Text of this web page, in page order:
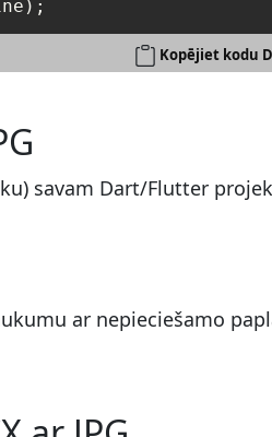
Kopējiet kodu
savam Dart/Flutter
ar nepieciešamo